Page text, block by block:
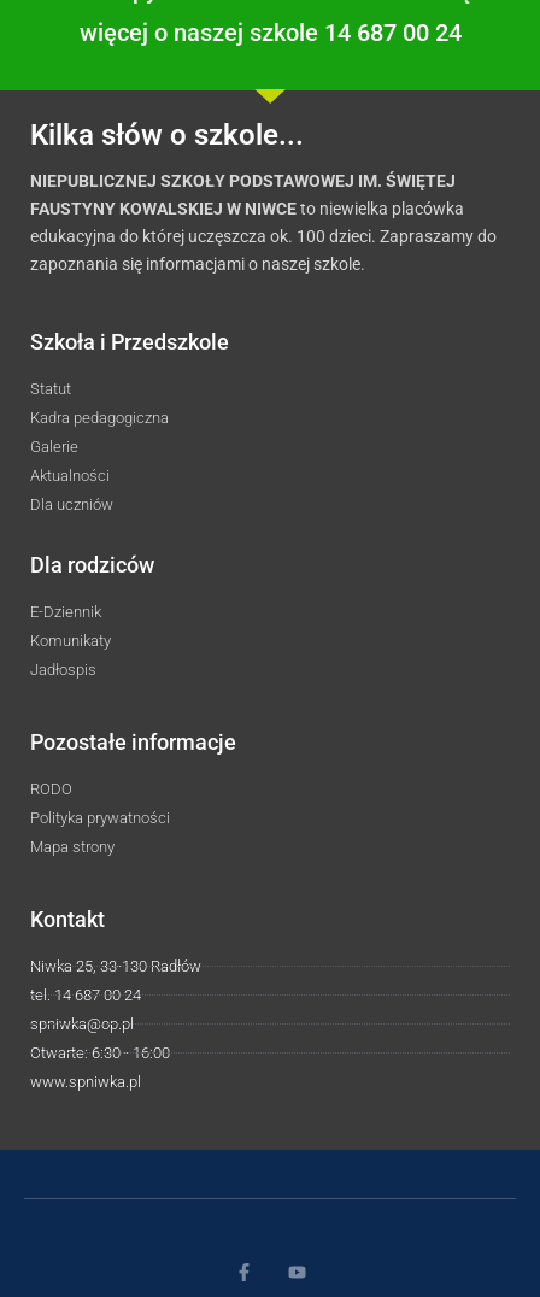
więcej o naszej szkole 14 687 00 24
Kilka słów o szkole...
NIEPUBLICZNEJ SZKOŁY PODSTAWOWEJ IM. ŚWIĘTEJ
FAUSTYNY KOWALSKIEJ W NIWCEto niewielka placówka
edukacyjna do której uczęszcza ok. 100 dzieci. Zapraszamy do
zapoznania się informacjami o naszej szkole.
Szkoła i Przedszkole
Statut
Kadra pedagogiczna
Galerie
Aktualności
Dla uczniów
Dla rodziców
E-Dziennik
Komunikaty
Jadłospis
Pozostałe informacje
RODO
Polityka prywatności
Mapa strony
Kontakt
Niwka 25, 33-130 Radłów
tel. 14 687 00 24
spniwka@op.pl
Otwarte: 6:30 - 16:00
www.spniwka.pl